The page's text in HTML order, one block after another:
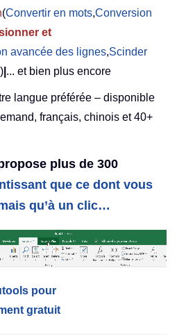
(Convertir en mots,Conversion
et
avancée des lignes,Scinder
... et bien plus encore
langue préférée – disponible
français, chinois et 40+
plus de 300
que ce dont vous
qu’à un clic…
pour
gratuit